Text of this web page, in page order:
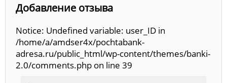
Добавление отзыва
Notice: Undefined variable: user_ID in
/home/a/amdser4x/pochtabank-
adresa.ru/public_html/wp-content/themes/banki-
2.0/comments.php on line 39